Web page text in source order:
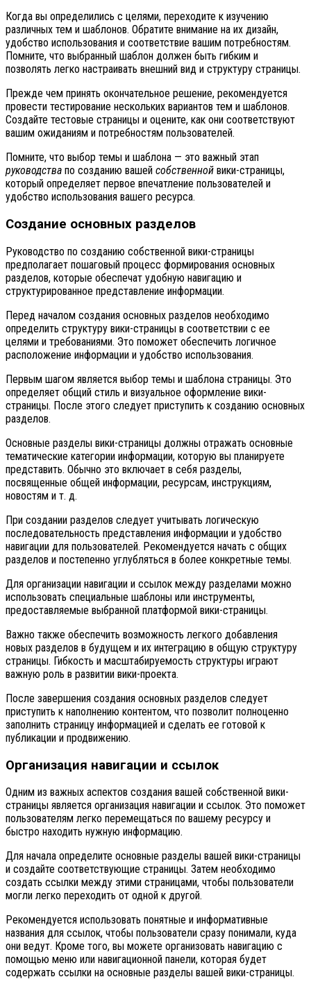
Когда вы определились с целями, переходите к изучению
различных тем и шаблонов. Обратите внимание на их дизайн,
удобство использования и соответствие вашим потребностям.
Помните, что выбранный шаблон должен быть гибким и
позволять легко настраивать внешний вид и структуру страницы.
Прежде чем принять окончательное решение, рекомендуется
провести тестирование нескольких вариантов тем и шаблонов.
Создайте тестовые страницы и оцените, как они соответствуют
вашим ожиданиям и потребностям пользователей.
Помните, что выбор темы и шаблона — это важный этап
руководства по созданию вашей собственной вики-страницы,
который определяет первое впечатление пользователей и
удобство использования вашего ресурса.
Создание основных разделов
Руководство по созданию собственной вики-страницы
предполагает пошаговый процесс формирования основных
разделов, которые обеспечат удобную навигацию и
структурированное представление информации.
Перед началом создания основных разделов необходимо
определить структуру вики-страницы в соответствии с ее
целями и требованиями. Это поможет обеспечить логичное
расположение информации и удобство использования.
Первым шагом является выбор темы и шаблона страницы. Это
определяет общий стиль и визуальное оформление вики-
страницы. После этого следует приступить к созданию основных
разделов.
Основные разделы вики-страницы должны отражать основные
тематические категории информации, которую вы планируете
представить. Обычно это включает в себя разделы,
посвященные общей информации, ресурсам, инструкциям,
новостям и т. д.
При создании разделов следует учитывать логическую
последовательность представления информации и удобство
навигации для пользователей. Рекомендуется начать с общих
разделов и постепенно углубляться в более конкретные темы.
Для организации навигации и ссылок между разделами можно
использовать специальные шаблоны или инструменты,
предоставляемые выбранной платформой вики-страницы.
Важно также обеспечить возможность легкого добавления
новых разделов в будущем и их интеграцию в общую структуру
страницы. Гибкость и масштабируемость структуры играют
важную роль в развитии вики-проекта.
После завершения создания основных разделов следует
приступить к наполнению контентом, что позволит полноценно
заполнить страницу информацией и сделать ее готовой к
публикации и продвижению.
Организация навигации и ссылок
Одним из важных аспектов создания вашей собственной вики-
страницы является организация навигации и ссылок. Это поможет
пользователям легко перемещаться по вашему ресурсу и
быстро находить нужную информацию.
Для начала определите основные разделы вашей вики-страницы
и создайте соответствующие страницы. Затем необходимо
создать ссылки между этими страницами, чтобы пользователи
могли легко переходить от одной к другой.
Рекомендуется использовать понятные и информативные
названия для ссылок, чтобы пользователи сразу понимали, куда
они ведут. Кроме того, вы можете организовать навигацию с
помощью меню или навигационной панели, которая будет
содержать ссылки на основные разделы вашей вики-страницы.